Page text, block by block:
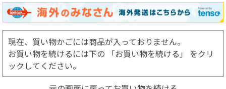
現在、買い物かごには商品が入っておりません。
お買い物を続けるには下の 「お買い物を続ける」 をクリ
ックしてください。